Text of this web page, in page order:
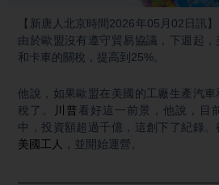
【新唐人北京時間2026年05月02日訊】
由於歐盟沒有遵守貿易協議，下週起
和卡車的關稅，提高到25%。
他說，如果歐盟在美國的工廠生產汽
稅了。
川普看好這一前景，他說，目
中，投資額超過千億，這創下了紀錄
美國工人
，並開始運營。